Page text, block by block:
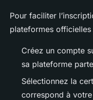
Pour faciliter
plateformes officielles
Créez un compte
sa plateforme
Sélectionnez la
correspond à